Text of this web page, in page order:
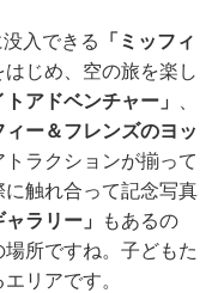
入できる 「ミッフィ
はじめ、空の旅を楽し
アドベンチャー」
ィー＆フレンズのヨッ
ラクションが揃って
触れ合って記念写真
ラリー」
もあるの
所ですね。子どもた
リアです。